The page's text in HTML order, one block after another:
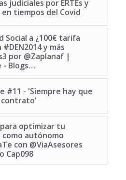
judiciales por ERTEs y
en tiempos del Covid
Social a ¿100€ tarifa
#DEN2014 y más
por @Zaplanaf |
- Blogs…
#11 - 'Siempre hay que
optimizar tu
como autónomo
con @ViaAsesores
Cap098